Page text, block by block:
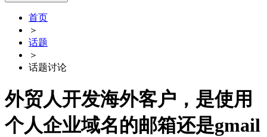
首页
＞
话题
＞
话题讨论
外贸人开发海外客户，是使用
个人企业域名的邮箱还是gmail